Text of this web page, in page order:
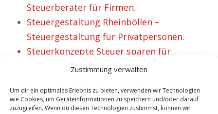
Zustimmung verwalten
Um dir ein optimales Erlebnis zu bieten, verwenden wir Technologien
wie Cookies, um Geräteinformationen zu speichern und/oder darauf
zuzugreifen. Wenn du diesen Technologien zustimmst, können wir
Steuerberater für Firmen.
Steuergestaltung Rheinböllen –
Steuergestaltung für Privatpersonen.
Steuerkonzepte Steuer sparen für
Unternehmen aus Gefell.
Steuern sparen für Privatpersonen nahe
Trendelburg.